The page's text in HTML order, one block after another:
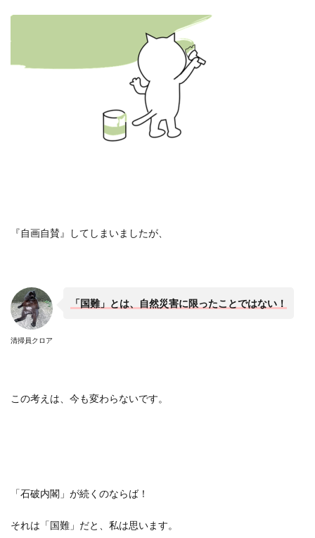
『自画自賛』してしまいましたが、
清掃員クロア
「国難」とは、自然災害に限ったことではない！
この考えは、今も変わらないです。
「石破内閣」が続くのならば！
それは「国難」だと、私は思います。